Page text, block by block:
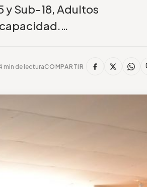
y Sub-18, Adultos
min de lecturaCOMPARTIR